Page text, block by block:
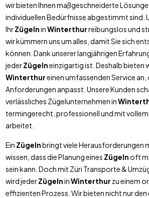
wir bieten Ihnen maßgeschneiderte
individuellen Bedürfnisse abgestimmt sind.
IhrZügelninWinterthurreibungslos und
wir kümmern uns um alles, damit Sie sich
können. Dank unserer langjährigen
jederZügelneinzigartig ist. Deshalb bieten
Winterthureinen umfassenden Service an,
Anforderungen anpasst. Unsere Kunden
verlässliches Zügelunternehmen in
termingerecht, professionell und mit
arbeitet.
Ein Zügelnbringt viele Herausforderungen
wissen, dass die Planung eines Zügelnoft
sein kann. Doch mit Züri Transporte &
wird jederZügelninWinterthur zu einem
effizienten Prozess. Wir bieten nicht nur